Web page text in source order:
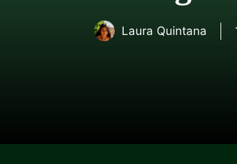
Laura Quintana